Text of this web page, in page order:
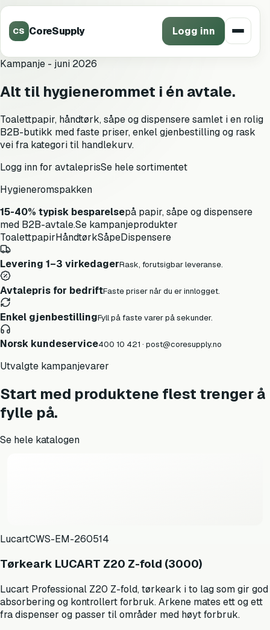
CS CoreSupply Logg inn
Kampanje - juni 2026
Alt til hygienerommet i én avtale.
Toalettpapir, håndtørk, såpe og dispensere samlet i en rolig
B2B-butikk med faste priser, enkel gjenbestilling og rask
vei fra kategori til handlekurv.
Logg inn for avtaleprisSe hele sortimentet
Hygieneromspakken
15-40% typisk besparelsepå papir, såpe og dispensere
med B2B-avtale.Se kampanjeprodukter
ToalettpapirHåndtørkSåpeDispensere
Levering 1–3 virkedagerRask, forutsigbar leveranse.
Avtalepris for bedriftFaste priser når du er innlogget.
Enkel gjenbestillingFyll på faste varer på sekunder.
Norsk kundeservice400 10 421 · post@coresupply.no
Utvalgte kampanjevarer
Start med produktene flest trenger å
fylle på.
Se hele katalogen
LucartCWS-EM-260514
Tørkeark LUCART Z20 Z-fold (3000)
Lucart Professional Z20 Z-fold, tørkeark i to lag som gir god
absorbering og kontrollert forbruk. Arkene mates ett og ett
fra dispenser og passer til områder med høyt forbruk.